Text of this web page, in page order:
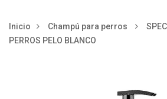
Inicio Champú para perros
PERROS PELO BLANCO